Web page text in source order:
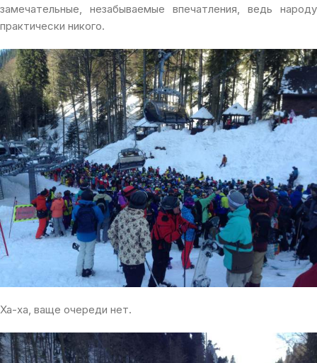
замечательные, незабываемые впечатления, ведь народу
практически никого.
Ха-ха, ваще очереди нет.